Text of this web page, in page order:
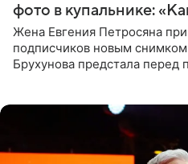
фото в купальнике:
Жена Евгения Петросяна
подписчиков новым снимком
Брухунова предстала перед